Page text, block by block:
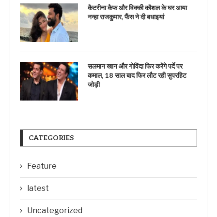
कैटरीना कैफ और विक्की कौशल के घर आया
नन्हा राजकुमार, फैंस ने दी बधाइयां
सलमान खान और गोविंदा फिर करेंगे पर्दे पर
कमाल, 18 साल बाद फिर लौट रही सुपरहिट
जोड़ी
CATEGORIES
Feature
latest
Uncategorized